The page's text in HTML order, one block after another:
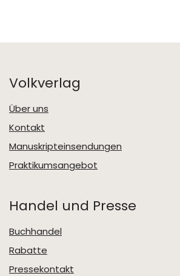
Volkverlag
Über uns
Kontakt
Manuskripteinsendungen
Praktikumsangebot
Handel und Presse
Buchhandel
Rabatte
Pressekontakt